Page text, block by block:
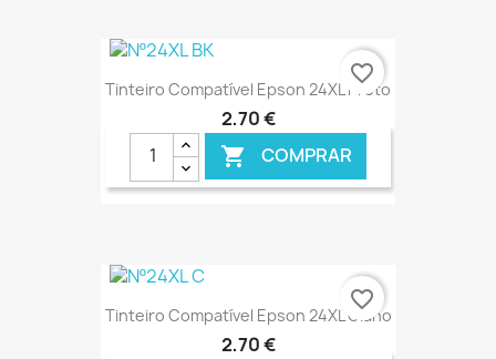
€ ONLINE
Tinteiro Compatível Epson 24XL Preto
2,70 €
 COMPRAR
€ ONLINE
favorite_border
Tinteiro Compatível Epson 24XL Ciano
2,70 €
favorite_border